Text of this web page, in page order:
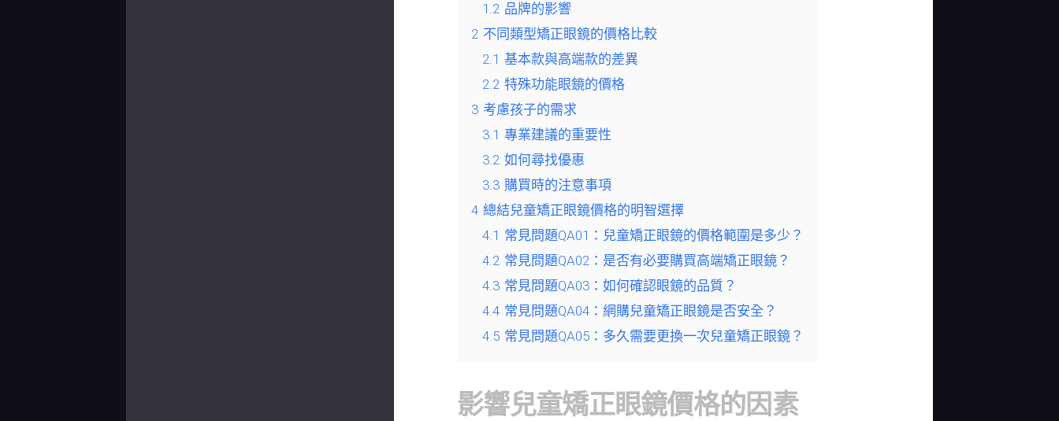
1.2 品牌的影響
2 不同類型矯正眼鏡的價格比較
2.1 基本款與高端款的差異
2.2 特殊功能眼鏡的價格
3 考慮孩子的需求
3.1 專業建議的重要性
3.2 如何尋找優惠
3.3 購買時的注意事項
4 總結兒童矯正眼鏡價格的明智選擇
4.1 常見問題QA01：兒童矯正眼鏡的價格範圍是多少？
4.2 常見問題QA02：是否有必要購買高端矯正眼鏡？
4.3 常見問題QA03：如何確認眼鏡的品質？
4.4 常見問題QA04：網購兒童矯正眼鏡是否安全？
4.5 常見問題QA05：多久需要更換一次兒童矯正眼鏡？
影響兒童矯正眼鏡價格的因素